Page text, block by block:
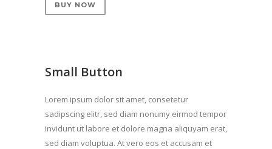
BUY NOW
Small Button
Lorem ipsum dolor sit amet, consetetur
sadipscing elitr, sed diam nonumy eirmod tempor
invidunt ut labore et dolore magna aliquyam erat,
sed diam voluptua. At vero eos et accusam et